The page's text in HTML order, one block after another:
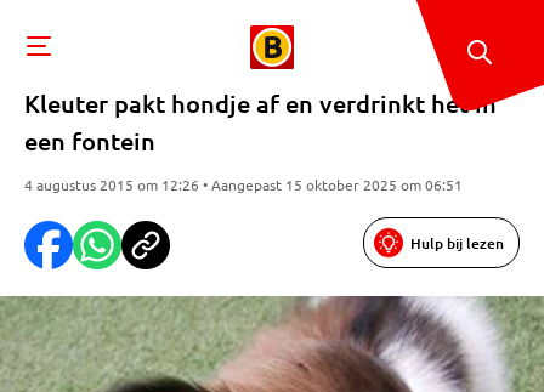
Kleuter pakt hondje af en verdrinkt het in
een fontein
4 augustus 2015 om 12:26 • Aangepast 15 oktober 2025 om 06:51
Hulp bij lezen